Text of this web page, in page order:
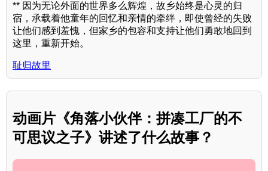
** 因为无论外面的世界多么辉煌，故乡始终是心灵的归
宿，承载着他童年的回忆和亲情的牵绊，即使曾经的失败
让他们感到羞愧，但家乡的包容和支持让他们勇敢地回到
这里，重新开始。
耻归故里
动画片《角落小伙伴：拼凑工厂的不
可思议之子》讲述了什么故事？